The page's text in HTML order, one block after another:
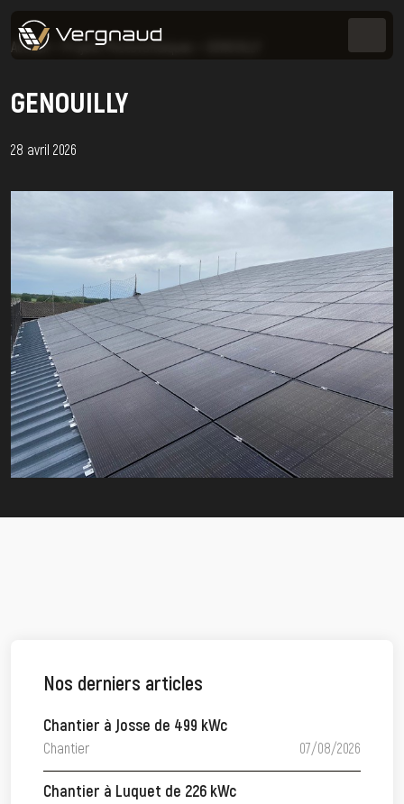
Accueil Projets Photovoltaïques
GENOUILLY
28 avril 2026
Nos derniers articles
Chantier à Josse de 499 kWc
Chantier 07/08/2026
Chantier à Luquet de 226 kWc